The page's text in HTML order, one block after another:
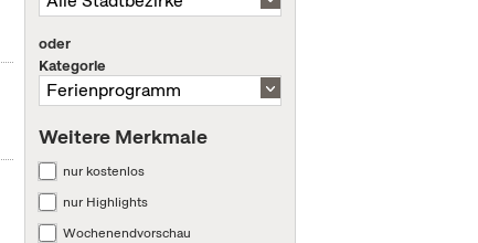
oder
Kategorie
Weitere Merkmale
nur kostenlos
nur Highlights
Wochenendvorschau